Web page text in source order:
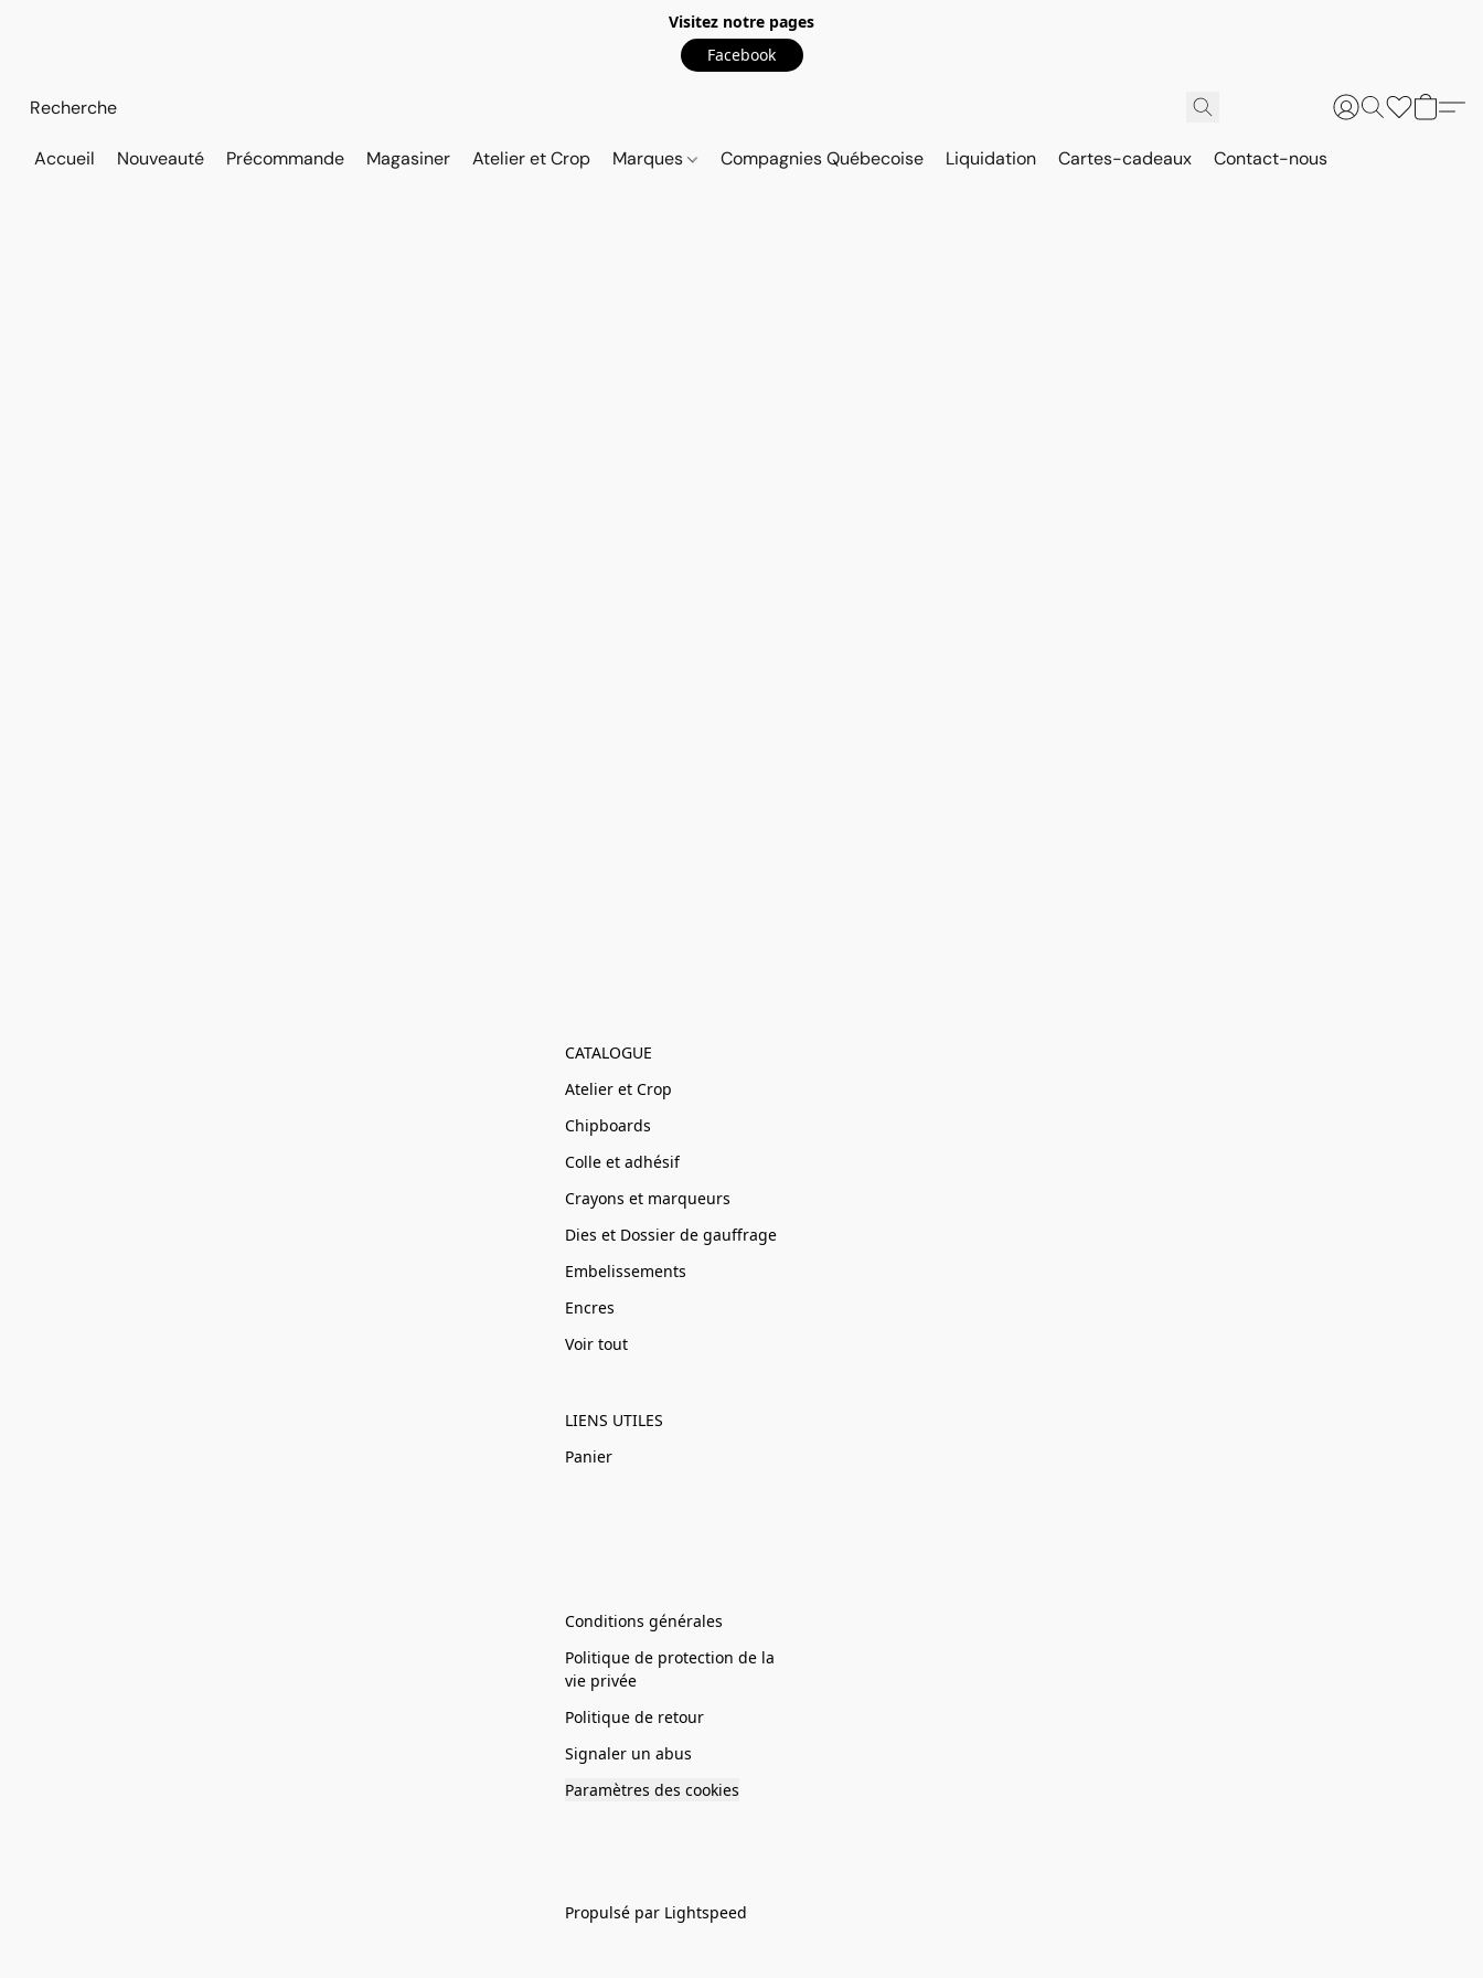
Visitez notre pages
Facebook
Accueil Nouveauté Précommande Magasiner Atelier et Crop Marques Compagnies Québecoise Liquidation Cartes-cadeaux Contact-nous
CATALOGUE
Atelier et Crop
Chipboards
Colle et adhésif
Crayons et marqueurs
Dies et Dossier de gauffrage
Embelissements
Encres
Voir tout
LIENS UTILES
Panier
Conditions générales
Politique de protection de la
vie privée
Politique de retour
Signaler un abus
Paramètres des cookies
Propulsé par Lightspeed